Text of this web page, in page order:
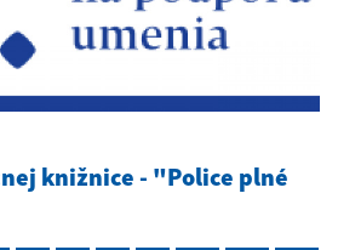
knižnice - "Police plné